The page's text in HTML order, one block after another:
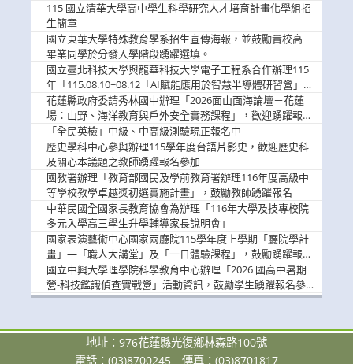
115 國立清華大學高中學生科學研究人才培育計畫化學組招
生簡章
國立東華大學特殊教育學系招生宣傳海報，並鼓勵貴校高三
畢業同學於分發入學階段踴躍選填。
國立臺北科技大學與龍華科技大學電子工程系合作辦理115
年「115.08.10~08.12「AI賦能應用於智慧半導體研習營」，
歡迎學生踴躍報名參加
花蓮縣政府委請秀林國中辦理「2026面山面海論壇－花蓮
場：山野、海洋教育與戶外安全實務課程」，歡迎踴躍報名
參加
「全民英檢」中級、中高級測驗現正報名中
歷史學科中心參與辦理115學年度台語片影史，歡迎歷史科
及關心本議題之教師踴躍報名參加
國教署辦理「教育部國民及學前教育署辦理116年度高級中
等學校教學卓越獎初選實施計畫」，鼓勵教師踴躍報名
中華民國全國家長教育協會為辦理「116年大學及技專校院
多元入學高三學生升學輔導家長說明會」
國家表演藝術中心國家兩廳院115學年度上學期「廳院學計
畫」—「職人大講堂」及「一日體驗課程」，鼓勵踴躍報名
參與。
國立中興大學理學院科學教育中心辦理「2026 國高中暑期
營-科技鑑識偵查實戰營」活動資訊，鼓勵學生踴躍報名參
加。
地址：976花蓮縣光復鄉林森路100號
電話：(03)8700245
傳真：(03)8701817